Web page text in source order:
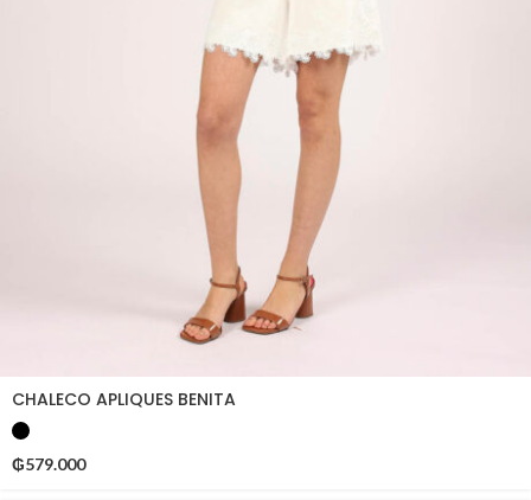
CHALECO APLIQUES BENITA
₲579.000